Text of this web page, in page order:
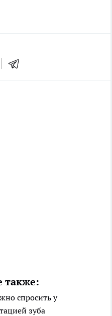
также:
спросить у
зуба